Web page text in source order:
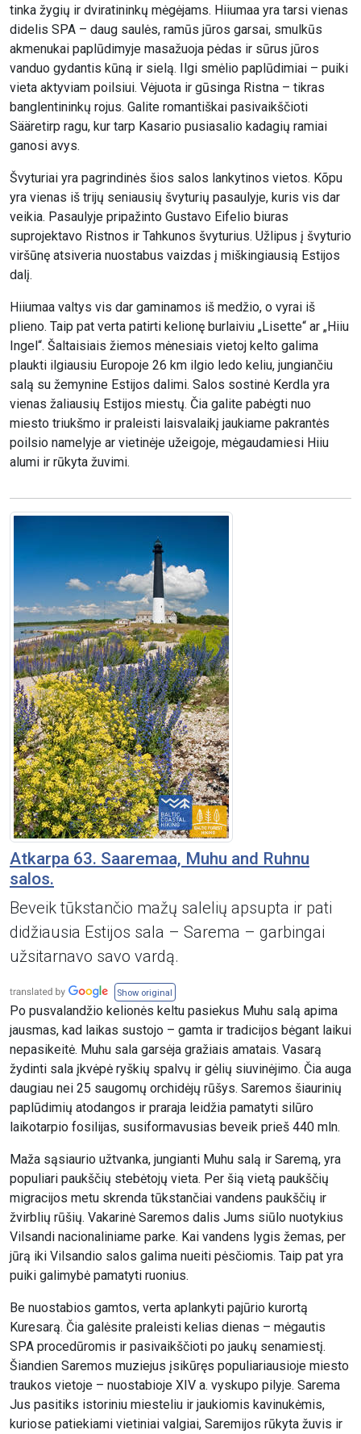
tinka žygių ir dviratininkų mėgėjams. Hiiumaa yra tarsi vienas
didelis SPA – daug saulės, ramūs jūros garsai, smulkūs
akmenukai paplūdimyje masažuoja pėdas ir sūrus jūros
vanduo gydantis kūną ir sielą. Ilgi smėlio paplūdimiai – puiki
vieta aktyviam poilsiui. Vėjuota ir gūsinga Ristna – tikras
banglentininkų rojus. Galite romantiškai pasivaikščioti
Sääretirp ragu, kur tarp Kasario pusiasalio kadagių ramiai
ganosi avys.
Švyturiai yra pagrindinės šios salos lankytinos vietos. Kõpu
yra vienas iš trijų seniausių švyturių pasaulyje, kuris vis dar
veikia. Pasaulyje pripažinto Gustavo Eifelio biuras
suprojektavo Ristnos ir Tahkunos švyturius. Užlipus į švyturio
viršūnę atsiveria nuostabus vaizdas į miškingiausią Estijos
dalį.
Hiiumaa valtys vis dar gaminamos iš medžio, o vyrai iš
plieno. Taip pat verta patirti kelionę burlaiviu „Lisette“ ar „Hiiu
Ingel“. Šaltaisiais žiemos mėnesiais vietoj kelto galima
plaukti ilgiausiu Europoje 26 km ilgio ledo keliu, jungiančiu
salą su žemynine Estijos dalimi. Salos sostinė Kerdla yra
vienas žaliausių Estijos miestų. Čia galite pabėgti nuo
miesto triukšmo ir praleisti laisvalaikį jaukiame pakrantės
poilsio namelyje ar vietinėje užeigoje, mėgaudamiesi Hiiu
alumi ir rūkyta žuvimi.
Atkarpa 63. Saaremaa, Muhu and Ruhnu
salos.
Beveik tūkstančio mažų salelių apsupta ir pati
didžiausia Estijos sala – Sarema – garbingai
užsitarnavo savo vardą.
Show original
Po pusvalandžio kelionės keltu pasiekus Muhu salą apima
jausmas, kad laikas sustojo – gamta ir tradicijos bėgant laikui
nepasikeitė. Muhu sala garsėja gražiais amatais. Vasarą
žydinti sala įkvėpė ryškių spalvų ir gėlių siuvinėjimo. Čia auga
daugiau nei 25 saugomų orchidėjų rūšys. Saremos šiaurinių
paplūdimių atodangos ir praraja leidžia pamatyti silūro
laikotarpio fosilijas, susiformavusias beveik prieš 440 mln.
Maža sąsiaurio užtvanka, jungianti Muhu salą ir Saremą, yra
populiari paukščių stebėtojų vieta. Per šią vietą paukščių
migracijos metu skrenda tūkstančiai vandens paukščių ir
žvirblių rūšių. Vakarinė Saremos dalis Jums siūlo nuotykius
Vilsandi nacionaliniame parke. Kai vandens lygis žemas, per
jūrą iki Vilsandio salos galima nueiti pėsčiomis. Taip pat yra
puiki galimybė pamatyti ruonius.
Be nuostabios gamtos, verta aplankyti pajūrio kurortą
Kuresarą. Čia galėsite praleisti kelias dienas – mėgautis
SPA procedūromis ir pasivaikščioti po jaukų senamiestį.
Šiandien Saremos muziejus įsikūręs populiariausioje miesto
traukos vietoje – nuostabioje XIV a. vyskupo pilyje. Sarema
Jus pasitiks istoriniu miesteliu ir jaukiomis kavinukėmis,
kuriose patiekiami vietiniai valgiai, Saremijos rūkyta žuvis ir